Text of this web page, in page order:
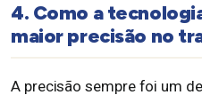
4. Como a
maior precisão no
A precisão sempre foi um